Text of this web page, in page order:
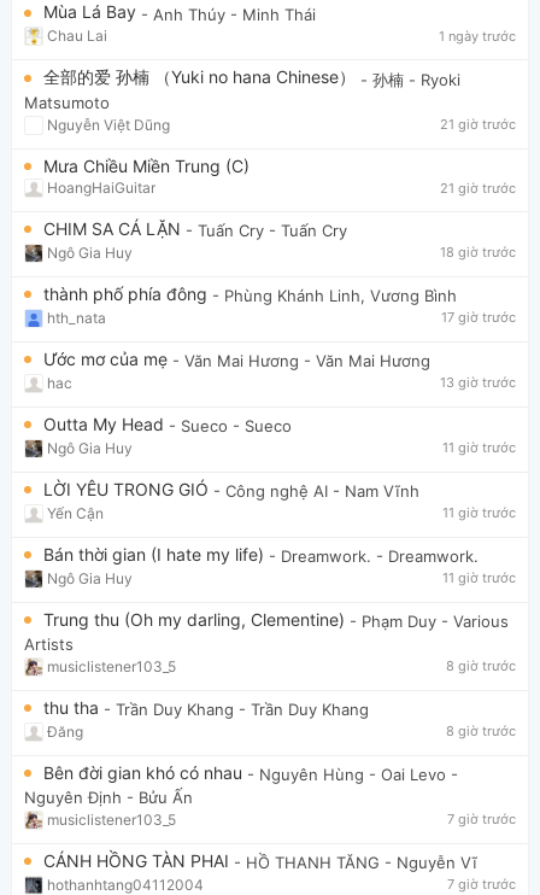
Mùa Lá Bay - Anh Thúy - Minh Thái
Chau Lai 1 ngày trước
全部的爱 孙楠 （Yuki no hana Chinese） - 孙楠 - Ryoki
Matsumoto
Nguyễn Việt Dũng 21 giờ trước
Mưa Chiều Miền Trung (C)
HoangHaiGuitar 21 giờ trước
CHIM SA CÁ LẶN - Tuấn Cry - Tuấn Cry
Ngô Gia Huy 18 giờ trước
thành phố phía đông - Phùng Khánh Linh, Vương Bình
hth_nata 17 giờ trước
Ước mơ của mẹ - Văn Mai Hương - Văn Mai Hương
hac 13 giờ trước
Outta My Head - Sueco - Sueco
Ngô Gia Huy 11 giờ trước
LỜI YÊU TRONG GIÓ - Công nghệ AI - Nam Vĩnh
Yến Cận 11 giờ trước
Bán thời gian (I hate my life) - Dreamwork. - Dreamwork.
Ngô Gia Huy 11 giờ trước
Trung thu (Oh my darling, Clementine) - Phạm Duy - Various
Artists
musiclistener103_5 8 giờ trước
thu tha - Trần Duy Khang - Trần Duy Khang
Đăng 8 giờ trước
Bên đời gian khó có nhau - Nguyên Hùng - Oai Levo -
Nguyên Định - Bửu Ấn
musiclistener103_5 7 giờ trước
CÁNH HỒNG TÀN PHAI - HỒ THANH TĂNG - Nguyễn Vĩ
hothanhtang04112004 7 giờ trước